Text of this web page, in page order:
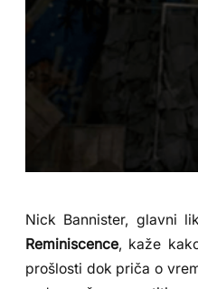
Nick Bannister, glavni
Reminiscence, kaže
prošlosti dok priča o